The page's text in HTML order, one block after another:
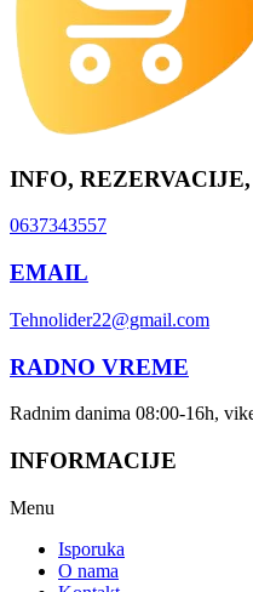
INFO,
0637343557
EMAIL
Tehnolider22@gmail.com
RADNO VREME
Radnim danima 08:00-16h,
INFORMACIJE
Menu
Isporuka
O nama